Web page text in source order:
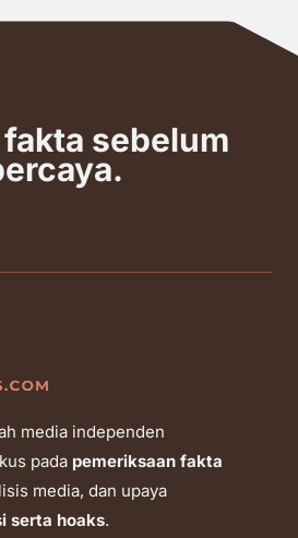
sebelum
media independen
pada pemeriksaan fakta
media, dan upaya
serta hoaks.